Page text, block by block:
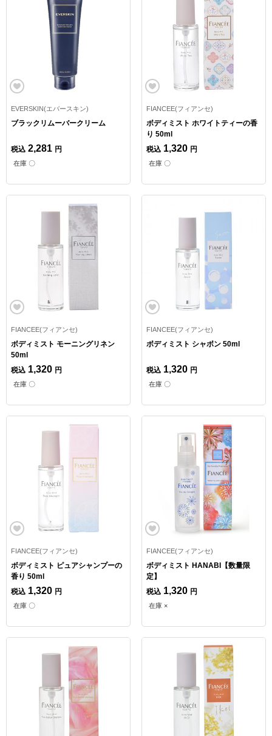
EVERSKIN(エバースキン)
ブラックリムーバークリーム
税込 2,281 円
在庫 〇
FIANCEE(フィアンセ)
ボディミスト ホワイトティーの香
り 50ml
税込 1,320 円
在庫 〇
FIANCEE(フィアンセ)
ボディミスト モーニングリネン
50ml
税込 1,320 円
在庫 〇
FIANCEE(フィアンセ)
ボディミスト シャボン 50ml
税込 1,320 円
在庫 〇
FIANCEE(フィアンセ)
ボディミスト ピュアシャンプーの
香り 50ml
税込 1,320 円
在庫 〇
FIANCEE(フィアンセ)
ボディミスト HANABI【数量限
定】
税込 1,320 円
在庫 ×